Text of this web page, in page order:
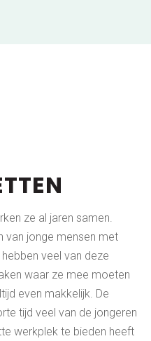
ze al jaren samen.
van jonge mensen met
veel van deze
waar ze mee moeten
even makkelijk. De
tijd veel van de jongeren
werkplek te bieden heeft